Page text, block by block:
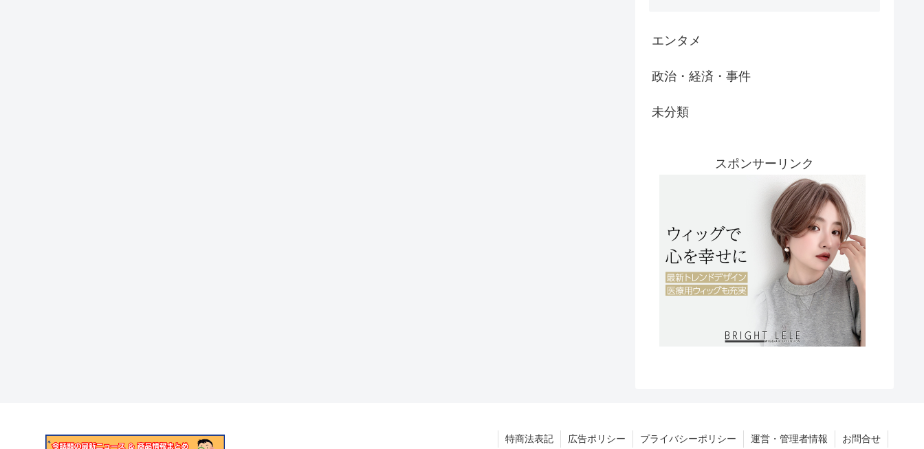
エンタメ
政治・経済・事件
未分類
スポンサーリンク
特商法表記 広告ポリシー プライバシーポリシー 運営・管理者情報 お問合せ